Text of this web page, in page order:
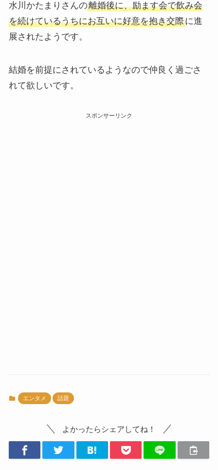
水川かたまりさんの離婚後に、励ます会で飲み会
を続けているうちにお互いに好意を抱き交際に進
展されたようです。
結婚を前提にされているようなので仲良く過ごさ
れて欲しいです。
スポンサーリンク
エンタメ 話題
よかったらシェアしてね！